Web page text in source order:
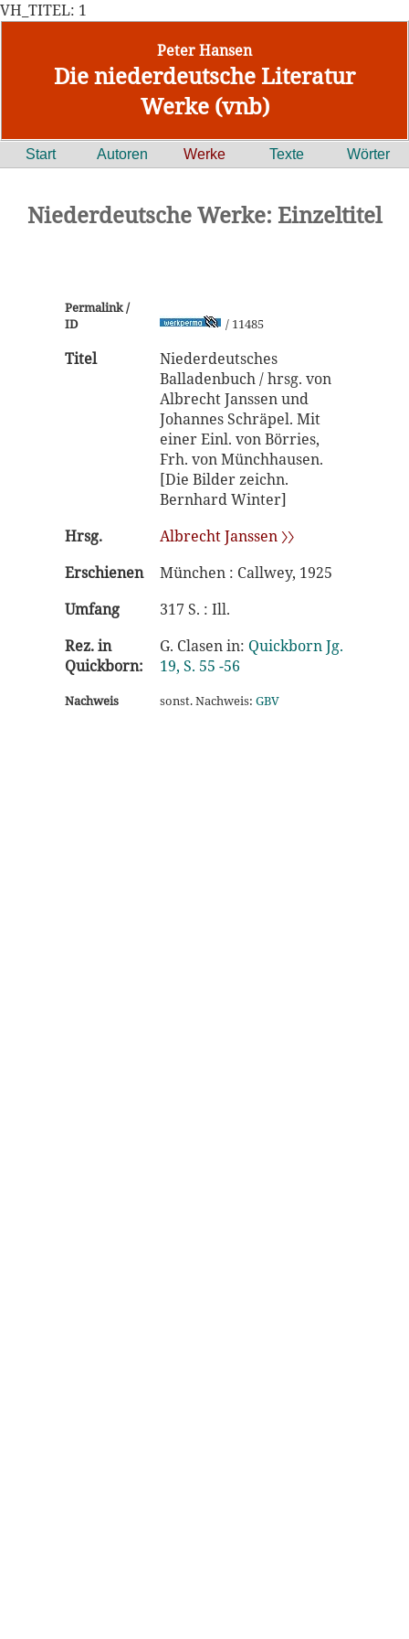
VH_TITEL: 1
Peter Hansen
Die niederdeutsche Literatur
Werke (vnb)
Start Autoren Werke Texte Wörter
Niederdeutsche Werke: Einzeltitel
Permalink /
ID
/ 11485
Titel
Niederdeutsches
Balladenbuch / hrsg. von
Albrecht Janssen und
Johannes Schräpel. Mit
einer Einl. von Börries,
Frh. von Münchhausen.
[Die Bilder zeichn.
Bernhard Winter]
Hrsg.
Albrecht Janssen 〉〉
Erschienen
München : Callwey, 1925
Umfang
317 S. : Ill.
Rez. in
Quickborn:
G. Clasen in: Quickborn Jg.
19, S. 55 -56
Nachweis sonst. Nachweis: GBV